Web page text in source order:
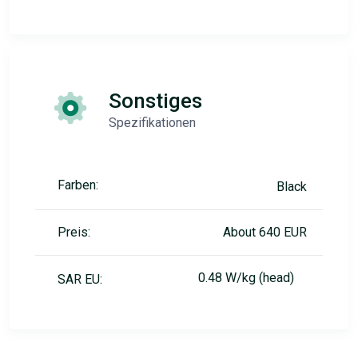
Sonstiges
Spezifikationen
Farben: Black
Preis: About 640 EUR
SAR EU: 0.48 W/kg (head)